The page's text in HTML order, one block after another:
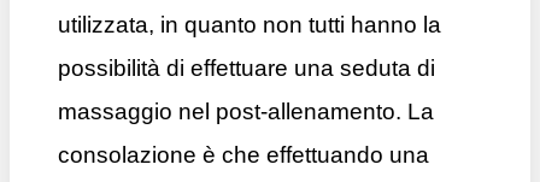
utilizzata, in quanto non tutti hanno la
possibilità di effettuare una seduta di
massaggio nel post-allenamento. La
consolazione è che effettuando una